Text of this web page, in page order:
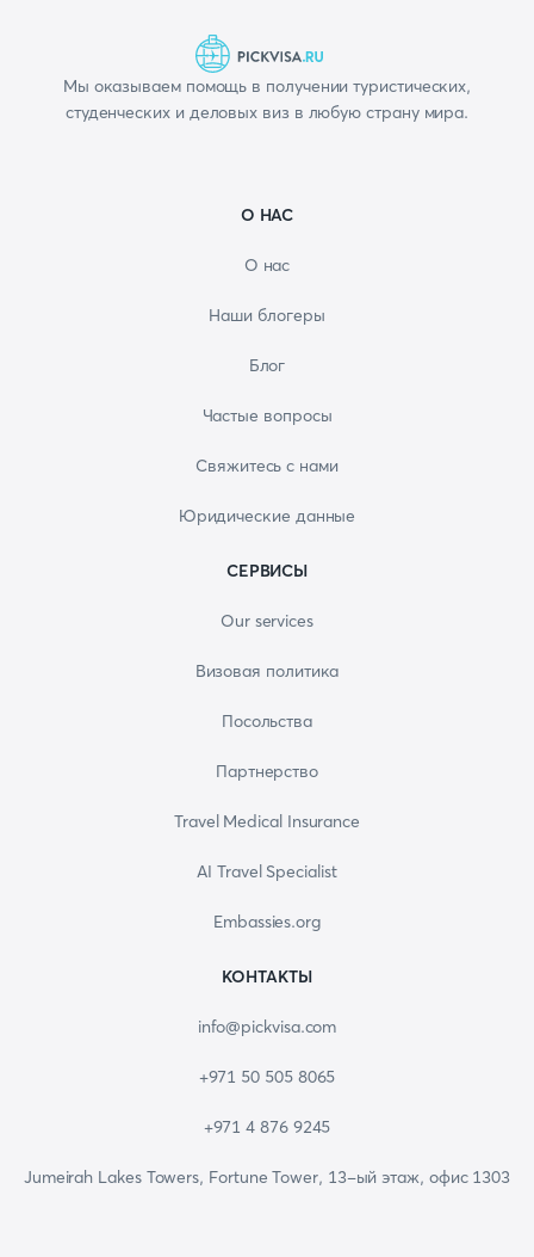
Мы оказываем помощь в получении туристических,
студенческих и деловых виз в любую страну мира.
О НАС
О нас
Наши блогеры
Блог
Частые вопросы
Свяжитесь с нами
Юридические данные
СЕРВИСЫ
Our services
Визовая политика
Посольства
Партнерство
Travel Medical Insurance
AI Travel Specialist
Embassies.org
КОНТАКТЫ
info@pickvisa.com
+971 50 505 8065
+971 4 876 9245
Jumeirah Lakes Towers, Fortune Tower, 13-ый этаж, офис 1303